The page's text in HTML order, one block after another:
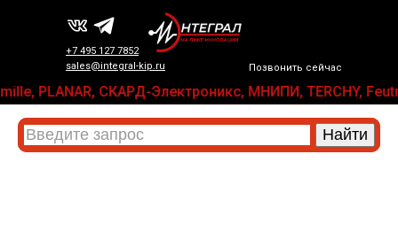
Позвонить сейчас
+7 495 127 7852
sales@integral-kip.ru
СКАРД-Электроникс, МНИПИ, TERCHY,